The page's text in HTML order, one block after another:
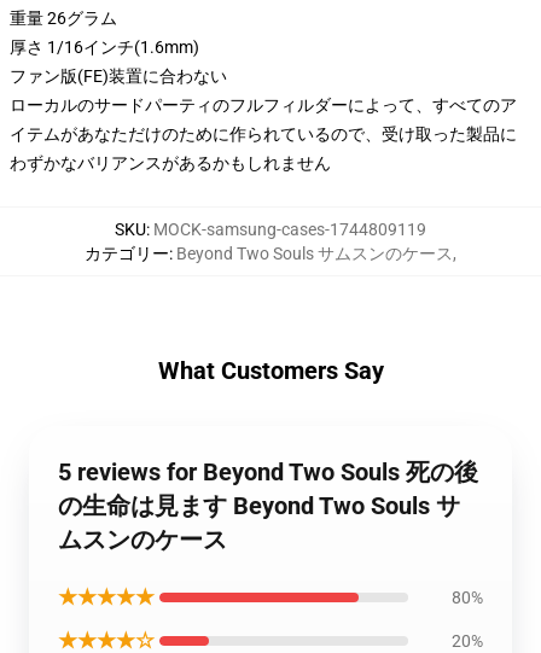
重量 26グラム
厚さ 1/16インチ(1.6mm)
ファン版(FE)装置に合わない
ローカルのサードパーティのフルフィルダーによって、すべてのア
イテムがあなただけのために作られているので、受け取った製品に
わずかなバリアンスがあるかもしれません
SKU: MOCK-samsung-cases-1744809119
カテゴリー: Beyond Two Souls サムスンのケース,
What Customers Say
5 reviews for Beyond Two Souls 死の後
の生命は見ます Beyond Two Souls サ
ムスンのケース
★★★★★ 80%
★★★★☆ 20%